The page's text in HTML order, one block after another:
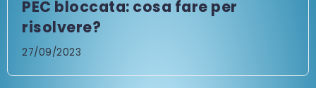
PEC bloccata: cosa fare per
risolvere?
27/09/2023